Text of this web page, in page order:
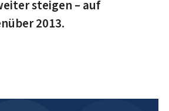
steigen – auf
2013.